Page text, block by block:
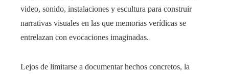
video, sonido, instalaciones y escultura para construir
narrativas visuales en las que memorias verídicas se
entrelazan con evocaciones imaginadas.
Lejos de limitarse a documentar hechos concretos, la